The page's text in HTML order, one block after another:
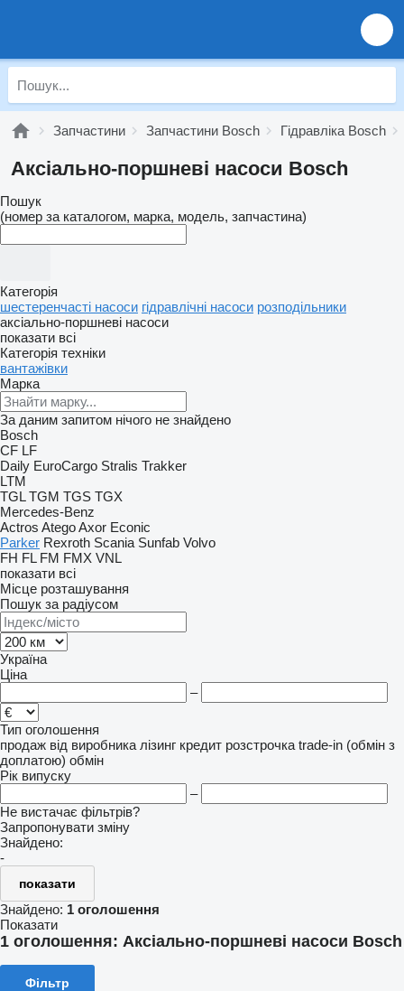
Запчастини Запчастини Bosch Гідравліка Bosch
Аксіально-поршневі насоси Bosch
Пошук
(номер за каталогом, марка, модель, запчастина)
Категорія
шестеренчасті насоси гідравлічні насоси розподільники
аксіально-поршневі насоси
показати всі
Категорія техніки
вантажівки
Марка
За даним запитом нічого не знайдено
Bosch
CF LF
Daily EuroCargo Stralis Trakker
LTM
TGL TGM TGS TGX
Mercedes-Benz
Actros AtegoAxor Econic
Parker Rexroth Scania Sunfab Volvo
FH FL FM FMX VNL
показати всі
Місце розташування
Пошук за радіусом
Україна
Ціна
–
Тип оголошення
продаж від виробника лізинг кредит розстрочка trade-in (обмін з
доплатою) обмін
Рік випуску
–
Не вистачає фільтрів?
Запропонувати зміну
Знайдено:
-
показати
Знайдено: 1 оголошення
Показати
1 оголошення: Аксіально-поршневі насоси Bosch
Фільтр